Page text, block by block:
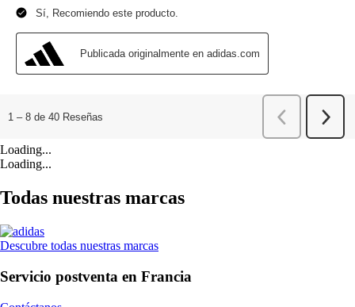
Loading...
Loading...
Todas nuestras marcas
Descubre todas nuestras marcas
Servicio postventa en Francia